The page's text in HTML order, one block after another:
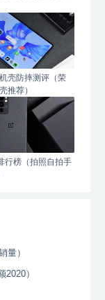
壳防摔测评（荣
推荐）
行榜（拍照自拍手
量）
）